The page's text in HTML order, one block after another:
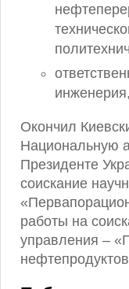
Окончил
Национальную
Президенте
соискание
работы на
управления –